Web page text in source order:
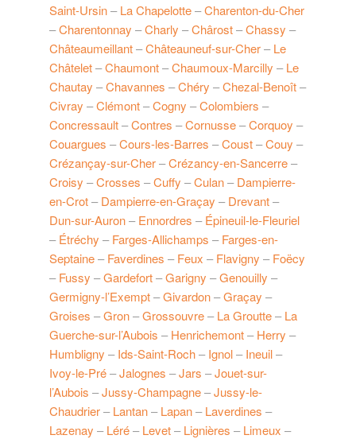
Saint-Ursin–La Chapelotte–Charenton-du-Cher
–Charentonnay –Charly –Chârost–Chassy –
Châteaumeillant–Châteauneuf-sur-Cher–Le
Châtelet–Chaumont–Chaumoux-Marcilly –Le
Chautay –Chavannes –Chéry –Chezal-Benoît–
Civray –Clémont–Cogny –Colombiers –
Concressault–Contres –Cornusse–Corquoy –
Couargues –Cours-les-Barres –Coust–Couy –
Crézançay-sur-Cher–Crézancy-en-Sancerre–
Croisy –Crosses –Cuffy –Culan–Dampierre-
en-Crot–Dampierre-en-Graçay –Drevant–
Dun-sur-Auron–Ennordres –Épineuil-le-Fleuriel
–Étréchy –Farges-Allichamps –Farges-en-
Septaine–Faverdines –Feux –Flavigny –Foëcy
–Fussy –Gardefort–Garigny –Genouilly –
Germigny-l’Exempt–Givardon–Graçay –
Groises –Gron–Grossouvre–La Groutte–La
Guerche-sur-l’Aubois –Henrichemont–Herry –
Humbligny –Ids-Saint-Roch–Ignol–Ineuil–
Ivoy-le-Pré–Jalognes –Jars –Jouet-sur-
l’Aubois –Jussy-Champagne–Jussy-le-
Chaudrier–Lantan–Lapan–Laverdines –
Lazenay –Léré–Levet–Lignières –Limeux –